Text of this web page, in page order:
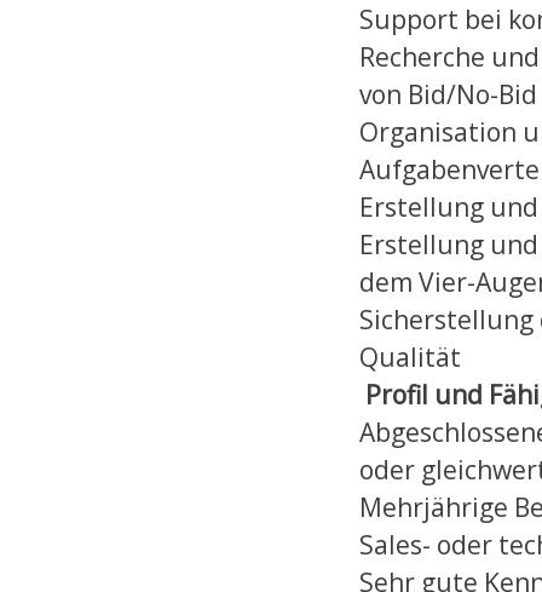
Support bei
Recherche
von Bid/No-
Organisation
Erstellung
Erstellung
dem Vier-
Qualität
Profil und
oder
Mehrjährige
Sales- oder
Sehr gute